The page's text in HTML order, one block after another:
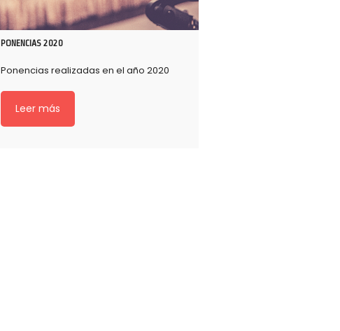
PONENCIAS 2020
Ponencias realizadas en el año 2020
Leer más